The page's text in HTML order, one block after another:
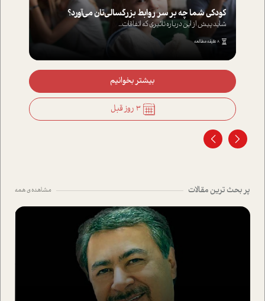
کودکی شما چه بر سر روابط بزرگسالی‌تان می‌آورد؟
شاید پیش از این درباره تاثیری که اتفاقات...
8 دقیقه مطالعه
بیشتر بخوانیم
3 روز قبل
پر بحث ترین مقالات مشاهده ی همه